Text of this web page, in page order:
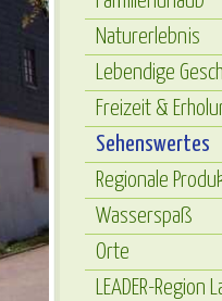
Naturerlebnis
Lebendige
Freizeit &
Sehenswertes
Regionale
Wasserspaß
Orte
LEADER-Region